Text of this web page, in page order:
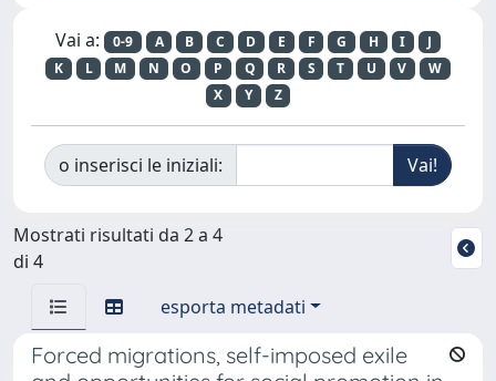
Vai a: 0-9 A B C D E F G H I
J
K
L M N O P Q R S T U V
W
X
Y Z
o inserisci le iniziali:
Mostrati risultati da 2 a 4
di 4
esporta metadati
Forced migrations, self-imposed exile